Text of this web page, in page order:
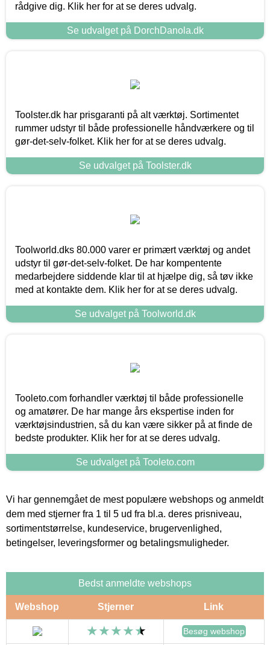
rådgive dig. Klik her for at se deres udvalg.
Se udvalget på DorchDanola.dk
Toolster.dk har prisgaranti på alt værktøj. Sortimentet
rummer udstyr til både professionelle håndværkere og til
gør-det-selv-folket. Klik her for at se deres udvalg.
Se udvalget på Toolster.dk
Toolworld.dks 80.000 varer er primært værktøj og andet
udstyr til gør-det-selv-folket. De har kompentente
medarbejdere siddende klar til at hjælpe dig, så tøv ikke
med at kontakte dem. Klik her for at se deres udvalg.
Se udvalget på Toolworld.dk
Tooleto.com forhandler værktøj til både professionelle
og amatører. De har mange års ekspertise inden for
værktøjsindustrien, så du kan være sikker på at finde de
bedste produkter. Klik her for at se deres udvalg.
Se udvalget på Tooleto.com
Vi har gennemgået de mest populære webshops og anmeldt
dem med stjerner fra 1 til 5 ud fra bl.a. deres prisniveau,
sortimentstørrelse, kundeservice, brugervenlighed,
betingelser, leveringsformer og betalingsmuligheder.
Bedst anmeldte webshops
Webshop Stjerner Link
Besøg webshop